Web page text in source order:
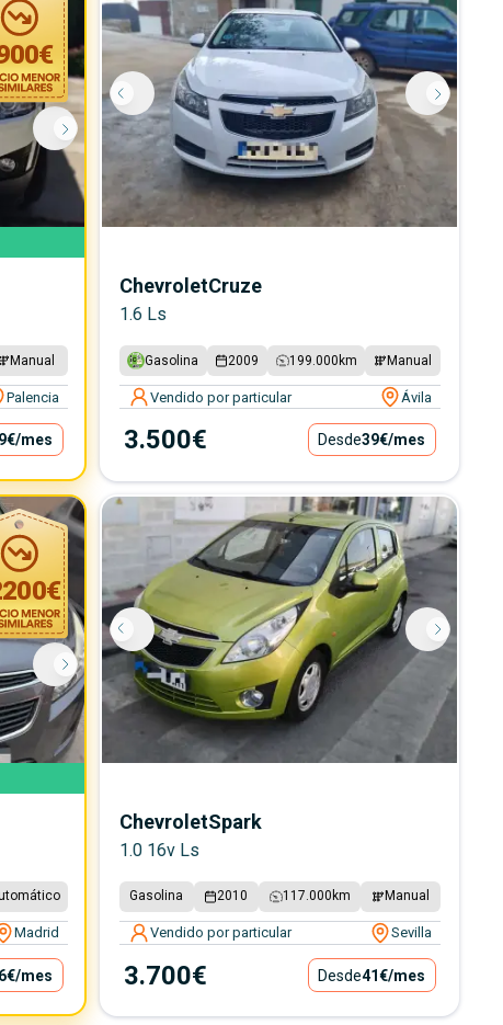
€
Manual
Palencia
/mes
ChevroletCruze
1.6 Ls
Gasolina 2009 199.000 km Manual
Vendido por particular Ávila
3.500€ Desde39€/mes
€
Madrid
/mes
ChevroletSpark
1.0 16v Ls
Gasolina 2010 117.000 km Manual
Vendido por particular Sevilla
3.700€ Desde41€/mes